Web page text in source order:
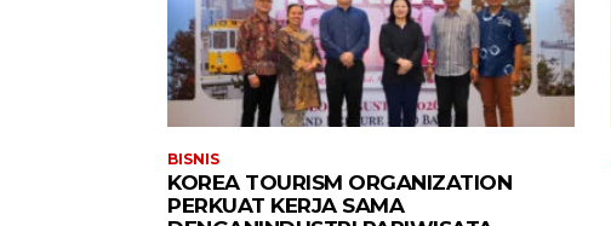
BISNIS
KOREA TOURISM ORGANIZATION
PERKUAT KERJA SAMA